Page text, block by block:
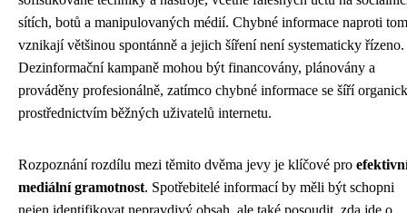
sítích, botů a manipulovaných médií. Chybné informace naproti
vznikají většinou spontánně a jejich šíření není systematicky řízeno.
Dezinformační kampaně mohou být financovány, plánovány a
prováděny profesionálně, zatímco chybné informace se šíří
prostřednictvím běžných uživatelů internetu.
Rozpoznání rozdílu mezi těmito dvěma jevy je klíčové pro
mediální gramotnost. Spotřebitelé informací by měli být schopni
nejen identifikovat nepravdivý obsah, ale také posoudit, zda jde o